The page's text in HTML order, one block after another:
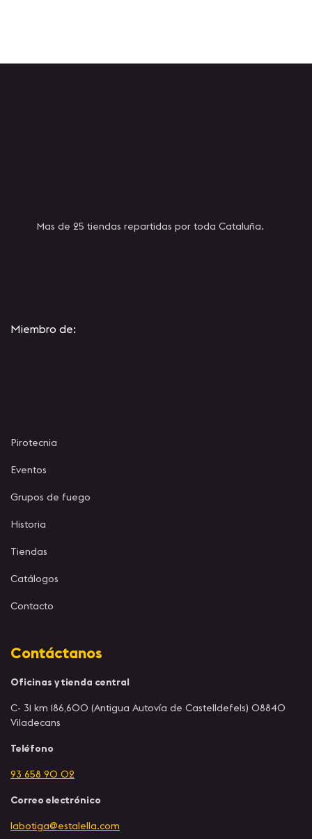
Mas de 25 tiendas repartidas por toda Cataluña.
Miembro de:
Pirotecnia
Eventos
Grupos de fuego
Historia
Tiendas
Catálogos
Contacto
Contáctanos
Oficinas y tienda central
C- 31 km 186,600 (Antigua Autovía de Castelldefels) 08840
Viladecans
Teléfono
93 658 90 02
Correo electrónico
labotiga@estalella.com